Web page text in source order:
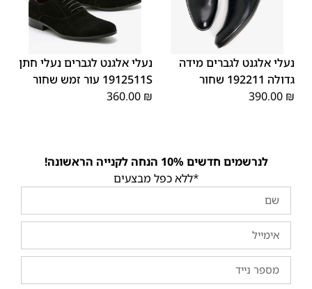
נעלי אלגנט לגברים מידה
גדולה 192211 שחור
390.00 ₪
41
42
43
44
נעלי אלגנט לגברים נעלי חתן
1912511S עור זמש שחור
360.00 ₪
לנרשמים חדשים 10% הנחה לקנייה הראשונה!
*ללא כפל מבצעים